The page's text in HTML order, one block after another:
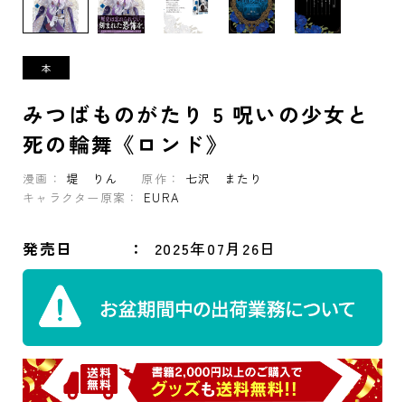
みつばものがたり 5 呪いの少女と
死の輪舞《ロンド》
漫画： 堤 りん 原作：
七沢 またり
キャラクター原案：
EURA
発売日 2025年07月26日